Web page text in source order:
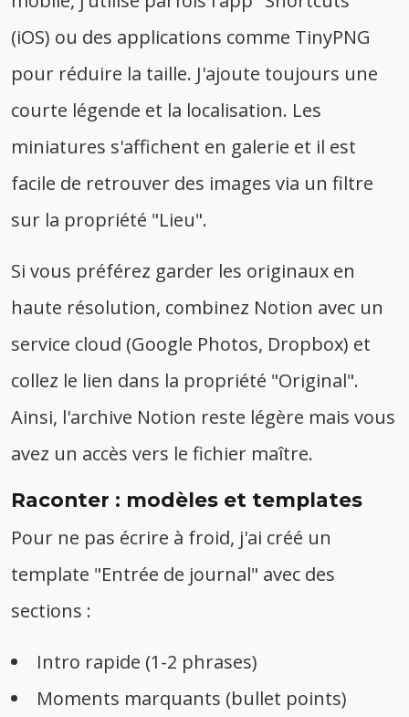
(iOS) ou des applications comme TinyPNG
pour réduire la taille. J'ajoute toujours une
courte légende et la localisation. Les
miniatures s'affichent en galerie et il est
facile de retrouver des images via un filtre
sur la propriété "Lieu".
Si vous préférez garder les originaux en
haute résolution, combinez Notion avec un
service cloud (Google Photos, Dropbox) et
collez le lien dans la propriété "Original".
Ainsi, l'archive Notion reste légère mais vous
avez un accès vers le fichier maître.
Raconter : modèles et templates
Pour ne pas écrire à froid, j'ai créé un
template "Entrée de journal" avec des
sections :
Intro rapide (1-2 phrases)
Moments marquants (bullet points)